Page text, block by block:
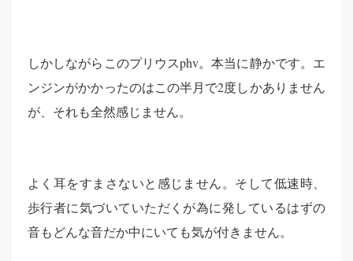
しかしながらこのプリウスphv。本当に静かです。エ
ンジンがかかったのはこの半月で2度しかありません
が、それも全然感じません。
よく耳をすまさないと感じません。そして低速時、
歩行者に気づいていただくが為に発しているはずの
音もどんな音だか中にいても気が付きません。